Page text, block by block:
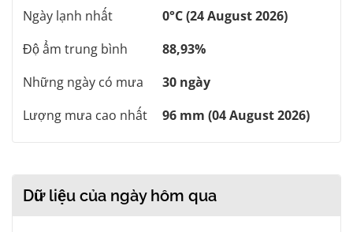
Ngày lạnh nhất
0°C (24 August 2026)
Độ ẩm trung bình
88,93%
Những ngày có mưa
30 ngày
Lượng mưa cao nhất
96 mm (04 August 2026)
Dữ liệu của ngày hôm qua